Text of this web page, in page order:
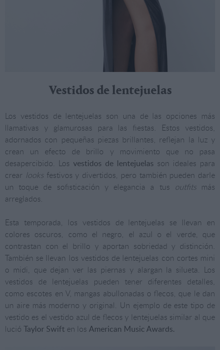
Vestidos de lentejuelas
Los vestidos de lentejuelas son una de las opciones más
llamativas y glamurosas para las fiestas. Estos vestidos,
adornados con pequeñas piezas brillantes, reflejan la luz y
crean un efecto de brillo y movimiento que no pasa
desapercibido. Los vestidos de lentejuelas son ideales para
crear looksfestivos y divertidos, pero también pueden darle
un toque de sofisticación y elegancia a tus outfitsmás
arreglados.
Esta temporada, los vestidos de lentejuelas se llevan en
colores oscuros, como el negro, el azul o el verde, que
contrastan con el brillo y aportan sobriedad y distinción.
También se llevan los vestidos de lentejuelas con cortes mini
o midi, que dejan ver las piernas y alargan la silueta. Los
vestidos de lentejuelas pueden tener diferentes detalles,
como escotes en V, mangas abullonadas o flecos, que le dan
un aire más moderno y original. Un ejemplo de este tipo de
vestido es el vestido azul de flecos y lentejuelas similar al que
lució Taylor Swift en los American Music Awards.